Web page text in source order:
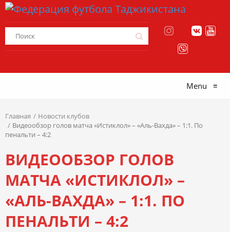
Menu ≡
Главная
Новости клубов
Видеообзор голов матча «Истиклол» – «Аль-Вахда» – 1:1. По
пенальти – 4:2
ВИДЕООБЗОР ГОЛОВ
МАТЧА «ИСТИКЛОЛ» –
«АЛЬ-ВАХДА» – 1:1. ПО
ПЕНАЛЬТИ – 4:2